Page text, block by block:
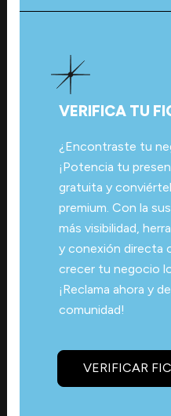
VERIFICA TU
¿Encontraste tu
¡Potencia tu
gratuita y
premium. Con la
más visibilidad,
y conexión directa
crecer tu negocio
¡Reclama ahora y
comunidad!
VERIFICAR